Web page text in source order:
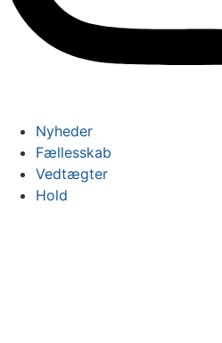
Nyheder
Fællesskab
Vedtægter
Hold